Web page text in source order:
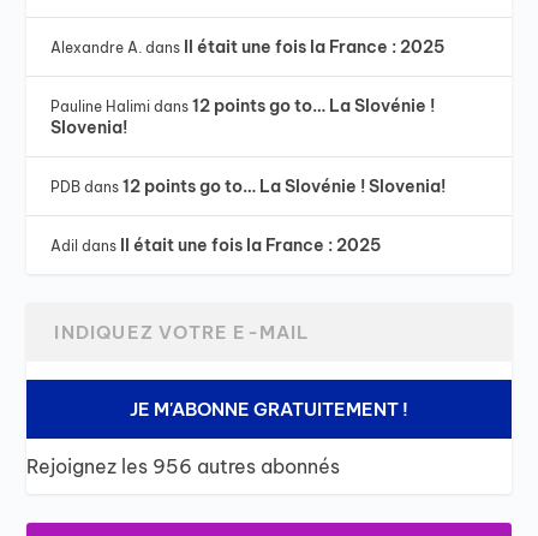
Alexandre A. dans Il était une fois la France : 2025
Pauline Halimi dans12 points go to… La Slovénie !
Slovenia!
PDB dans12 points go to… La Slovénie ! Slovenia!
Adil dans Il était une fois la France : 2025
JE M'ABONNE GRATUITEMENT !
Rejoignez les 956 autres abonnés